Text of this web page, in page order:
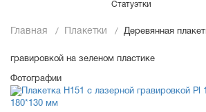
Статуэтки
Главная Плакетки Деревянная
гравировкой на зеленом пластике
Фотографии